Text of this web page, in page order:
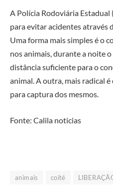
A Polícia Rodoviária Estadual
para evitar acidentes através
Uma forma mais simples é o
nos animais, durante a noite
distância suficiente para o
animal. A outra, mais radical
para captura dos mesmos.
Fonte: Calila noticias
animais coité